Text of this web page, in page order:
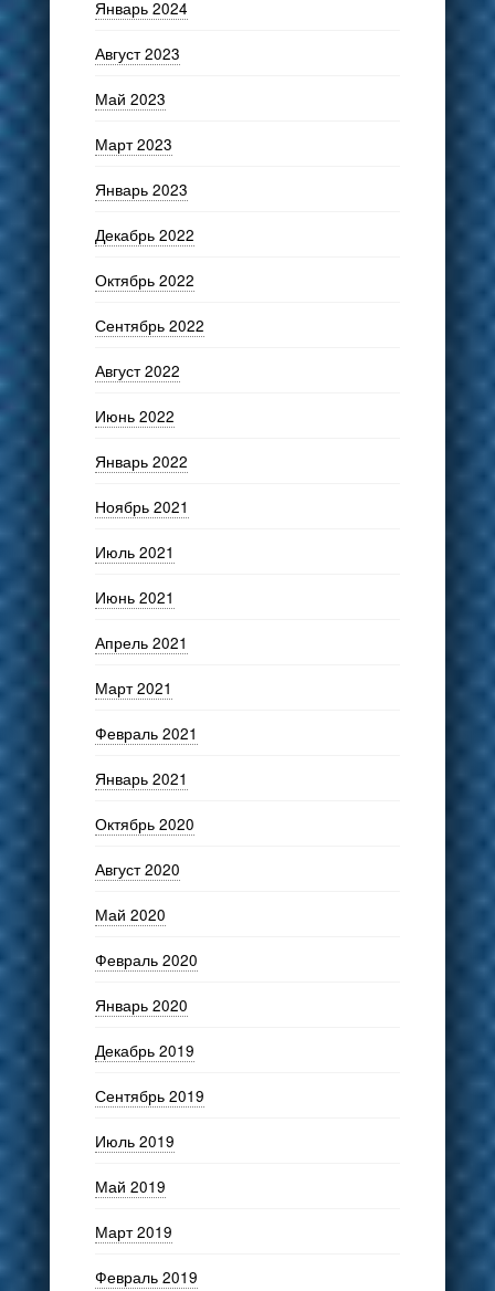
Январь 2024
Август 2023
Май 2023
Март 2023
Январь 2023
Декабрь 2022
Октябрь 2022
Сентябрь 2022
Август 2022
Июнь 2022
Январь 2022
Ноябрь 2021
Июль 2021
Июнь 2021
Апрель 2021
Март 2021
Февраль 2021
Январь 2021
Октябрь 2020
Август 2020
Май 2020
Февраль 2020
Январь 2020
Декабрь 2019
Сентябрь 2019
Июль 2019
Май 2019
Март 2019
Февраль 2019